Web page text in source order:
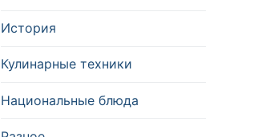
История
Кулинарные техники
Национальные блюда